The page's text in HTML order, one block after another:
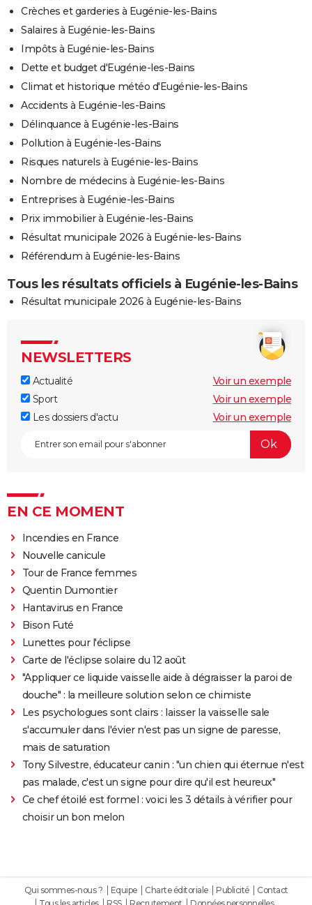
Crèches et garderies à Eugénie-les-Bains
Salaires à Eugénie-les-Bains
Impôts à Eugénie-les-Bains
Dette et budget d'Eugénie-les-Bains
Climat et historique météo d'Eugénie-les-Bains
Accidents à Eugénie-les-Bains
Délinquance à Eugénie-les-Bains
Pollution à Eugénie-les-Bains
Risques naturels à Eugénie-les-Bains
Nombre de médecins à Eugénie-les-Bains
Entreprises à Eugénie-les-Bains
Prix immobilier à Eugénie-les-Bains
Résultat municipale 2026 à Eugénie-les-Bains
Référendum à Eugénie-les-Bains
Tous les résultats officiels à Eugénie-les-Bains
Résultat municipale 2026 à Eugénie-les-Bains
NEWSLETTERS
Actualité
Voir un exemple
Sport
Voir un exemple
Les dossiers d'actu
Voir un exemple
EN CE MOMENT
Incendies en France
Nouvelle canicule
Tour de France femmes
Quentin Dumontier
Hantavirus en France
Bison Futé
Lunettes pour l'éclipse
Carte de l'éclipse solaire du 12 août
"Appliquer ce liquide vaisselle aide à dégraisser la paroi de
douche" : la meilleure solution selon ce chimiste
Les psychologues sont clairs : laisser la vaisselle sale
s'accumuler dans l'évier n'est pas un signe de paresse,
mais de saturation
Tony Silvestre, éducateur canin : "un chien qui éternue n'est
pas malade, c'est un signe pour dire qu'il est heureux"
Ce chef étoilé est formel : voici les 3 détails à vérifier pour
choisir un bon melon
Qui sommes-nous ? Equipe Charte éditoriale Publicité
Contact